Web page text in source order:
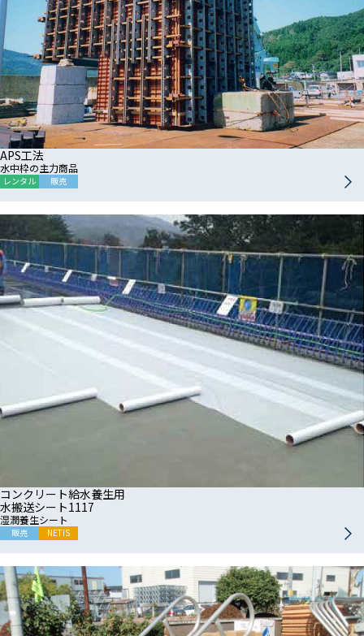
APS工法
水中枠の主力商品
レンタル 販売
コンクリート給水養生用
水搬送シート1117
湿潤養生シート
販売 NETIS